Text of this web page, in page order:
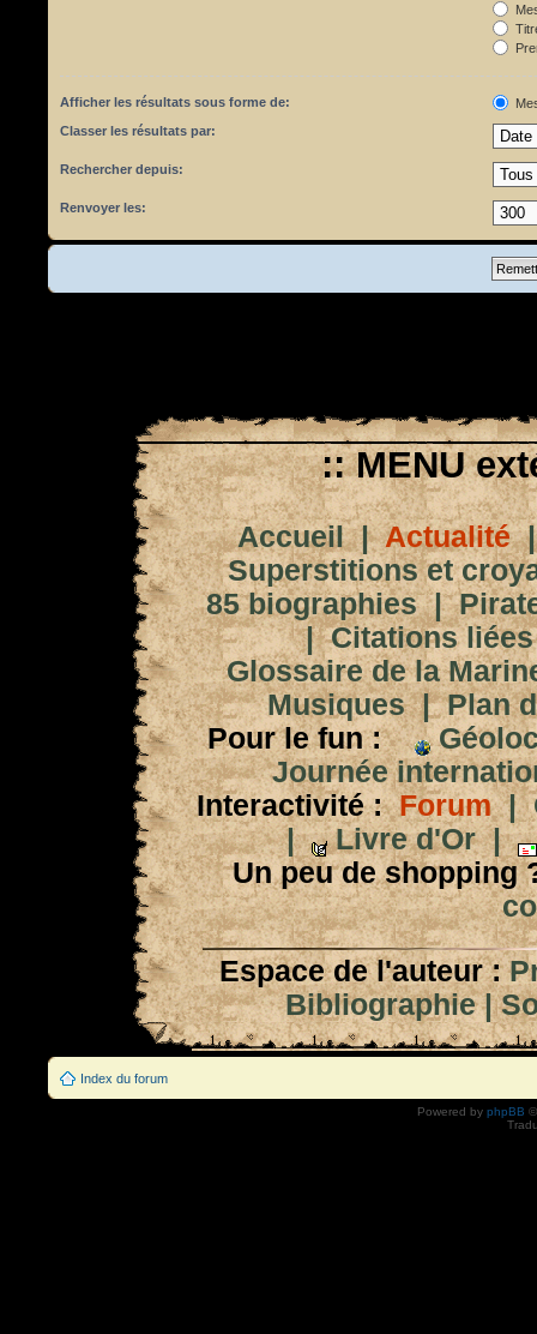
Afficher les résultats sous forme de:
Classer les résultats par:
Rechercher depuis:
Renvoyer les:
:: MENU
Accueil|Actualité
Superstitions et
85 biographies|
|Citations
Glossaire de la
Musiques|Plan
Pour le fun :
Journée
Interactivité : Forum|
|
Livre d'Or|
Un peu de shopping
Espace de l'auteur :
Bibliographie|
Index du forum
Powered by phpBB